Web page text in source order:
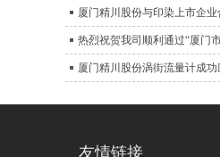
厦门精川股份与印染上市企
热烈祝贺我司顺利通过“厦门
厦门精川股份涡街流量计成
友情链接